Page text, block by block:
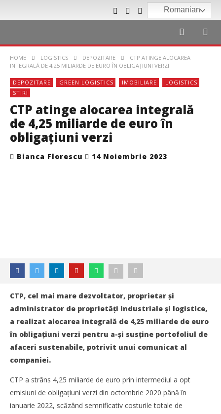
Romanian
HOME LOGISTICS DEPOZITARE
CTP ATINGE ALOCAREA
INTEGRALĂ DE 4,25 MILIARDE DE EURO ÎN OBLIGAȚIUNI VERZI
DEPOZITARE GREEN LOGISTICS IMOBILIARE
LOGISTICS
STIRI
CTP atinge alocarea integrală
de 4,25 miliarde de euro în
obligațiuni verzi
Bianca Florescu 14 Noiembrie 2023
CTP, cel mai mare dezvoltator, proprietar și
administrator de proprietăți industriale și logistice,
a realizat alocarea integrală de 4,25 miliarde de euro
în obligațiuni verzi pentru a-și susține portofoliul de
afaceri sustenabile, potrivit unui comunicat al
companiei.
CTP a strâns 4,25 miliarde de euro prin intermediul a opt
emisiuni de obligațiuni verzi din octombrie 2020 până în
ianuarie 2022, scăzând semnificativ costurile totale de